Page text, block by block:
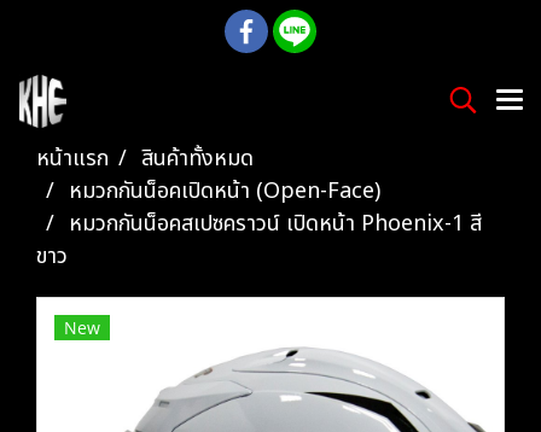
หน้าแรก
สินค้าทั้งหมด
หมวกกันน็อคเปิดหน้า (Open-Face)
หมวกกันน็อคสเปซคราวน์ เปิดหน้า Phoenix-1 สี
ขาว
New